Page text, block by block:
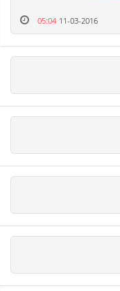
11-03-2016
05:04